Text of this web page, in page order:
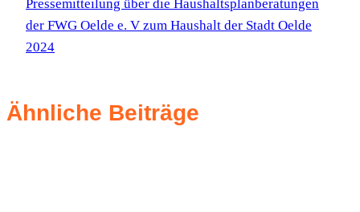
Pressemitteilung über die Haushaltsplanberatungen
der FWG Oelde e. V zum Haushalt der Stadt Oelde
2024
Ähnliche Beiträge